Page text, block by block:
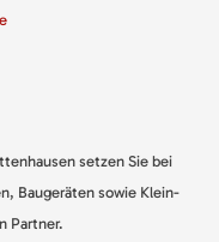
setzen Sie bei
Baugeräten sowie Klein-
Partner.